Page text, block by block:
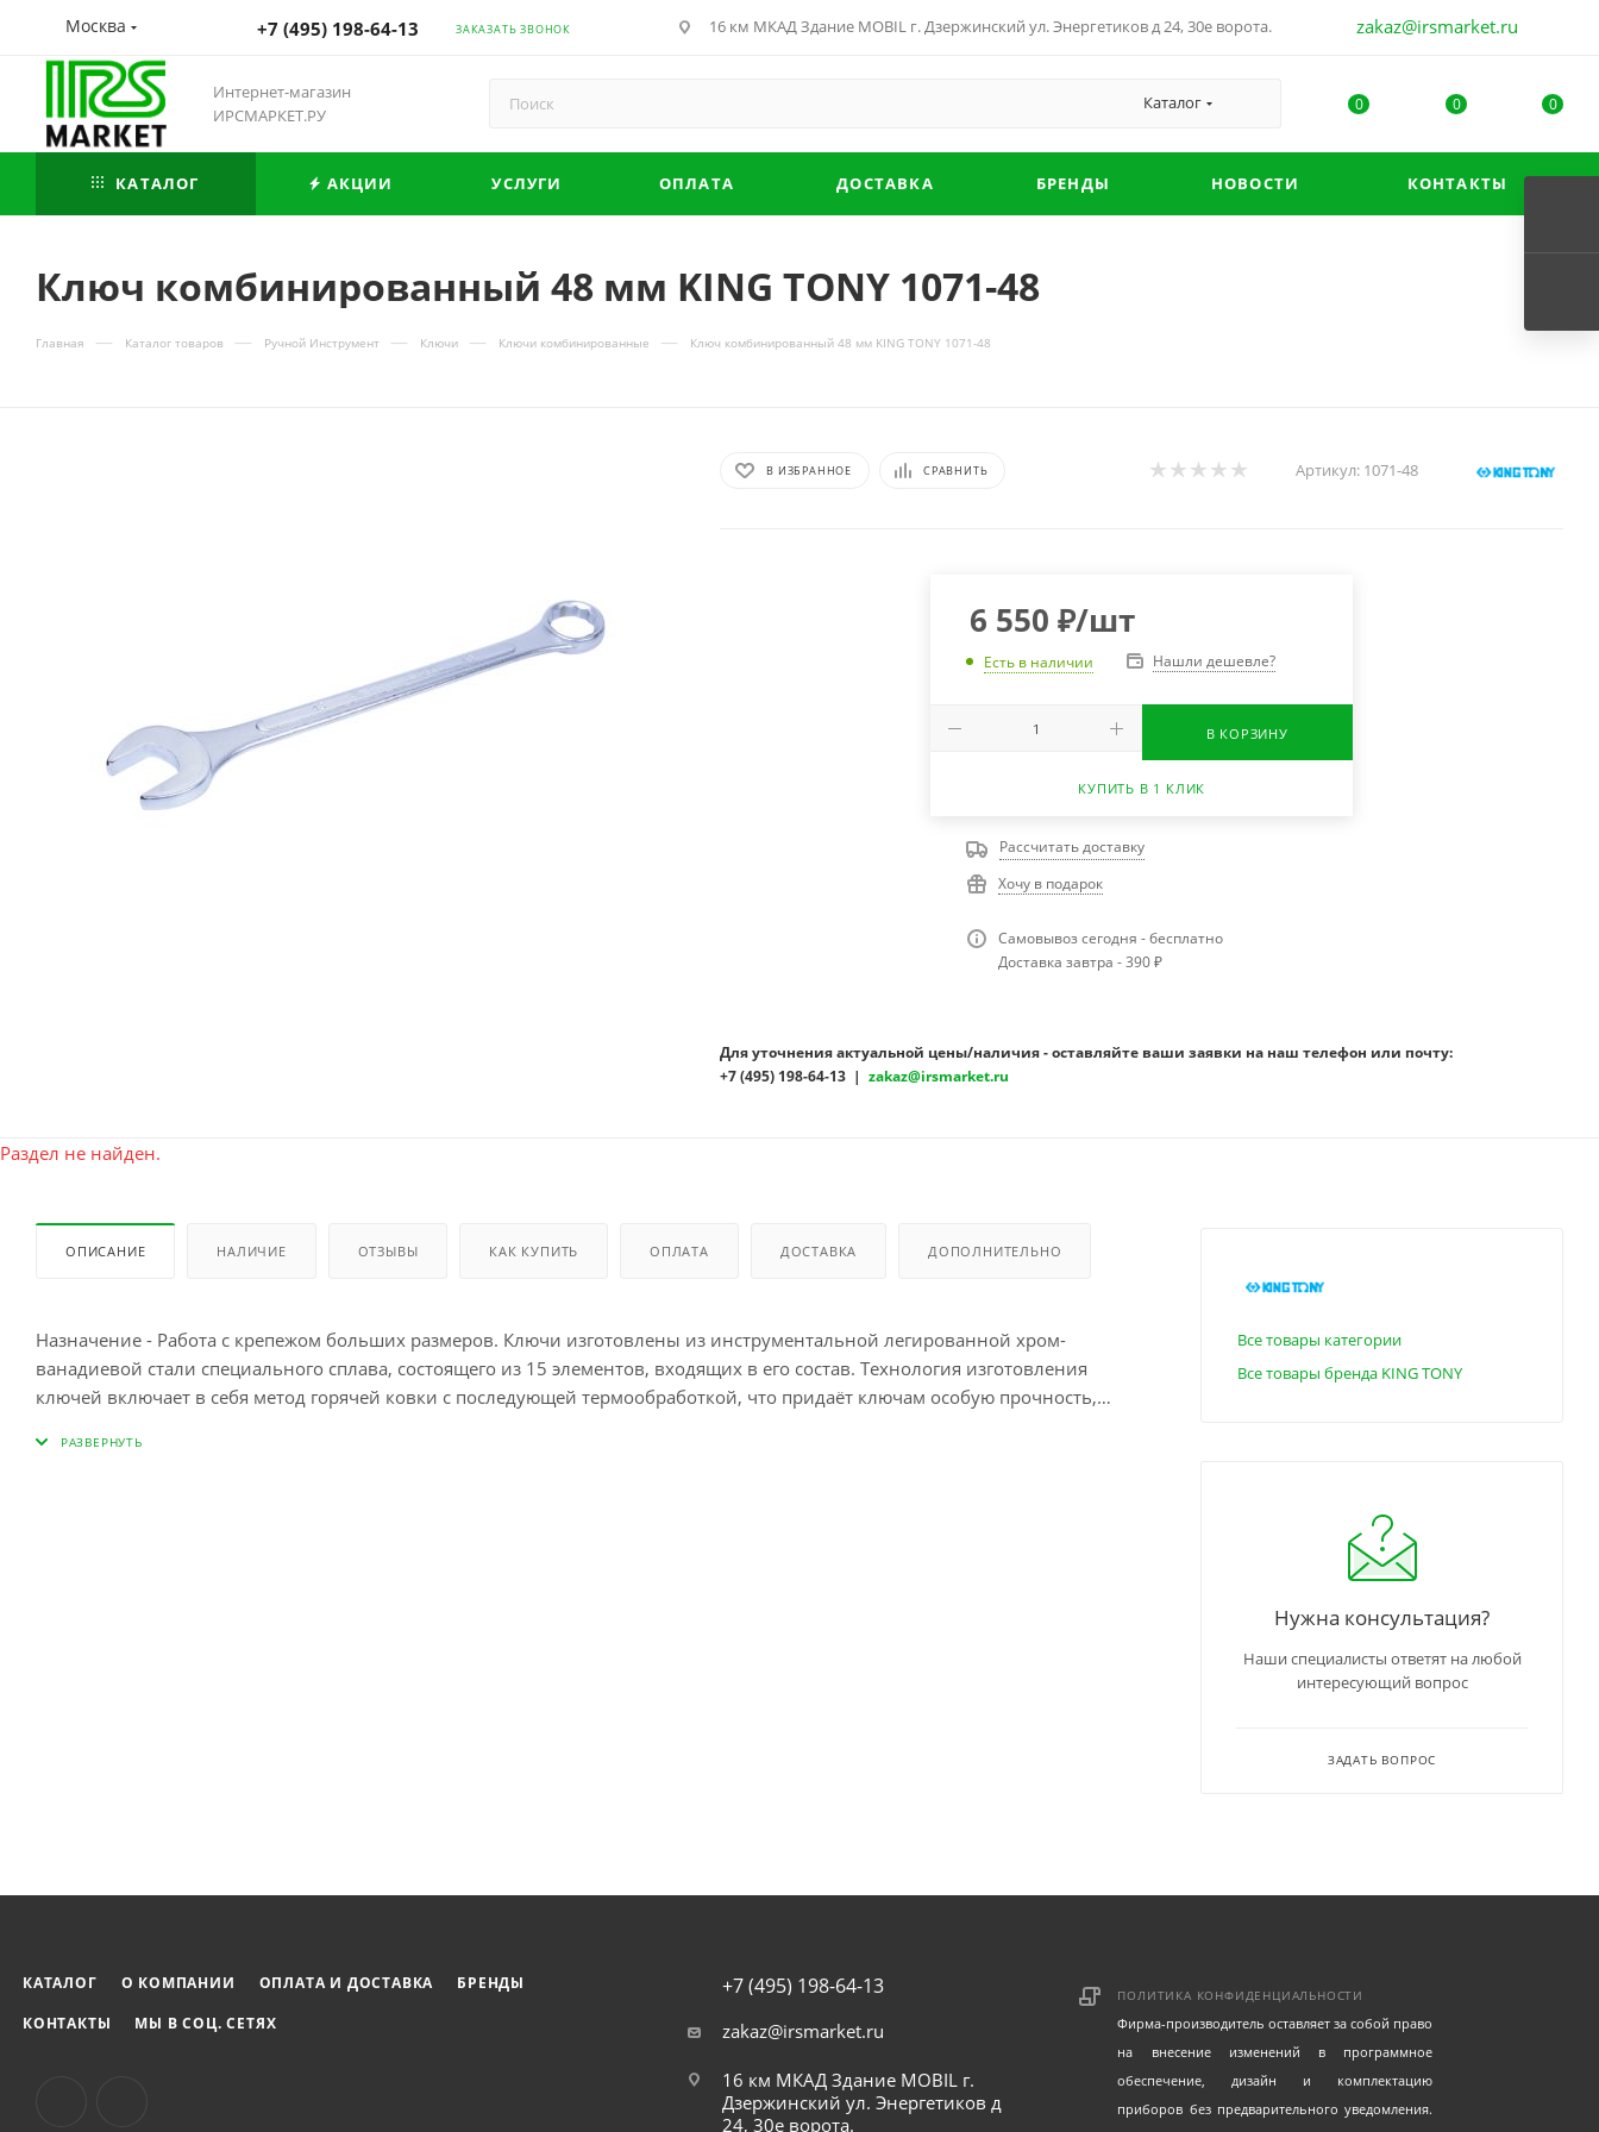
Москва +7 (495) 198-64-13 ЗАКАЗАТЬ ЗВОНОК 16 км МКАД Здание MOBIL г. Дзержинский ул. Энергетиков д 24, 30е ворота. zakaz@irsmarket.ru
Интернет-магазин
ИРСМАРКЕТ.РУ
Каталог 0 0 0
КАТАЛОГ АКЦИИ УСЛУГИ ОПЛАТА ДОСТАВКА БРЕНДЫ НОВОСТИ КОНТАКТЫ
Ключ комбинированный 48 мм KING TONY 1071-48
Главная — Каталог товаров — Ручной Инструмент — Ключи — Ключи комбинированные — Ключ комбинированный 48 мм KING TONY 1071-48
В ИЗБРАННОЕ СРАВНИТЬ Артикул: 1071-48
6 550 ₽/шт
Есть в наличии Нашли дешевле?
В КОРЗИНУ
КУПИТЬ В 1 КЛИК
Рассчитать доставку
Хочу в подарок
Самовывоз сегодня - бесплатно
Доставка завтра - 390 ₽
Для уточнения актуальной цены/наличия - оставляйте ваши заявки на наш телефон или почту:
+7 (495) 198-64-13 |zakaz@irsmarket.ru
Раздел не найден.
ОПИСАНИЕ НАЛИЧИЕ ОТЗЫВЫ КАК КУПИТЬ ОПЛАТА ДОСТАВКА ДОПОЛНИТЕЛЬНО
Назначение - Работа с крепежом больших размеров. Ключи изготовлены из инструментальной легированной хром-
ванадиевой стали специального сплава, состоящего из 15 элементов, входящих в его состав. Технология изготовления
ключей включает в себя метод горячей ковки с последующей термообработкой, что придаёт ключам особую прочность,
покрытие защищает от коррозии и придаёт ключам благородный матовый оттенок. Ключи марки King Tony удобно и
Все товары категории
Все товары бренда KING TONY
Нужна консультация?
Наши специалисты ответят на любой
интересующий вопрос
ЗАДАТЬ ВОПРОС
КАТАЛОГ О КОМПАНИИ ОПЛАТА И ДОСТАВКА
БРЕНДЫ
КОНТАКТЫ
МЫ В СОЦ. СЕТЯХ
+7 (495) 198-64-13
zakaz@irsmarket.ru
16 км МКАД Здание MOBIL г.
Дзержинский ул. Энергетиков д
24, 30е ворота.
ПОЛИТИКА КОНФИДЕНЦИАЛЬНОСТИ
Фирма-производитель оставляет за собой право
на внесение изменений в программное
обеспечение, дизайн и комплектацию
приборов без предварительного уведомления.